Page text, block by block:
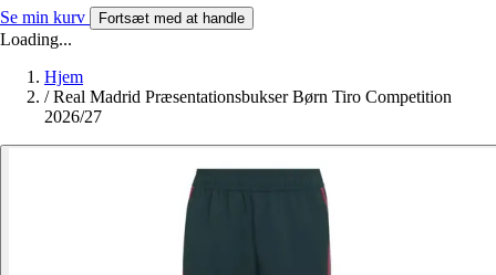
Se min kurv Fortsæt med at handle
Loading...
Hjem
/ Real Madrid Præsentationsbukser Børn Tiro Competition
2026/27